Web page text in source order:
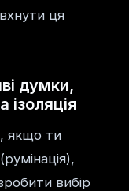
ця
думки,
ізоляція
якщо ти
вибір